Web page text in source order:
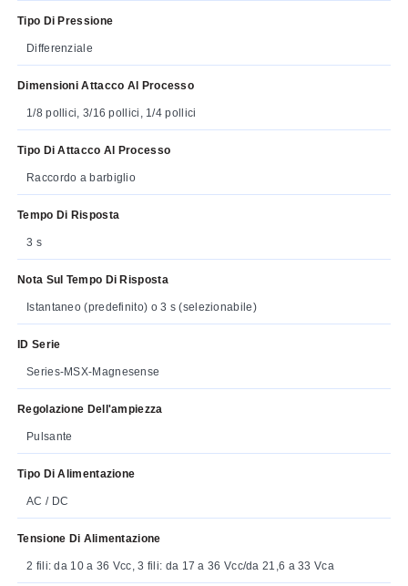
Tipo Di Pressione
Differenziale
Dimensioni Attacco Al Processo
1/8 pollici, 3/16 pollici, 1/4 pollici
Tipo Di Attacco Al Processo
Raccordo a barbiglio
Tempo Di Risposta
3 s
Nota Sul Tempo Di Risposta
Istantaneo (predefinito) o 3 s (selezionabile)
ID Serie
Series-MSX-Magnesense
Regolazione Dell'ampiezza
Pulsante
Tipo Di Alimentazione
AC / DC
Tensione Di Alimentazione
2 fili: da 10 a 36 Vcc, 3 fili: da 17 a 36 Vcc/da 21,6 a 33 Vca